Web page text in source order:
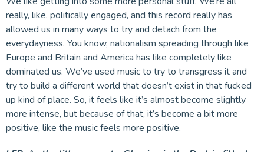
really, like, politically engaged, and this record really has
allowed us in many ways to try and detach from the
everydayness. You know, nationalism spreading through like
Europe and Britain and America has like completely like
dominated us. We’ve used music to try to transgress it and
try to build a different world that doesn’t exist in that fucked
up kind of place. So, it feels like it’s almost become slightly
more intense, but because of that, it’s become a bit more
positive, like the music feels more positive.